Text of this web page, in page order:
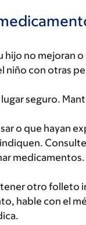
no mejoran
con otras
seguro.
o que hayan
otro folleto
hable con el